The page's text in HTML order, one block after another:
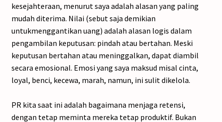
kesejahteraan, menurut saya adalah alasan yang paling
mudah diterima. Nilai (sebut saja demikian
untukmenggantikan uang) adalah alasan logis dalam
pengambilan keputusan: pindah atau bertahan. Meski
keputusan bertahan atau meninggalkan, dapat diambil
secara emosional. Emosi yang saya maksud misal cinta,
loyal, benci, kecewa, marah, namun, ini sulit dikelola.
PR kita saat ini adalah bagaimana menjaga retensi,
dengan tetap meminta mereka tetap produktif. Bukan